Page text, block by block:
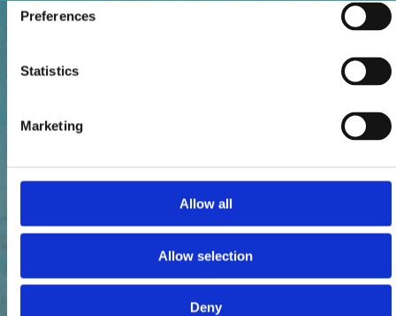
Preferences
Statistics
Marketing
Allow all
Allow selection
Deny